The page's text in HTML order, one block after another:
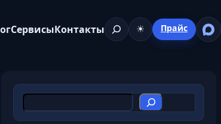
СервисыКонтактыПоиск ☀ Прайс
П
о